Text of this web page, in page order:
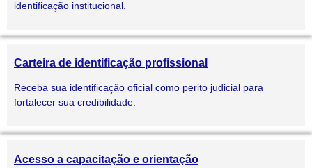
identificação institucional.
Carteira de identificação profissional
Receba sua identificação oficial como perito judicial para
fortalecer sua credibilidade.
Acesso a capacitação e orientação